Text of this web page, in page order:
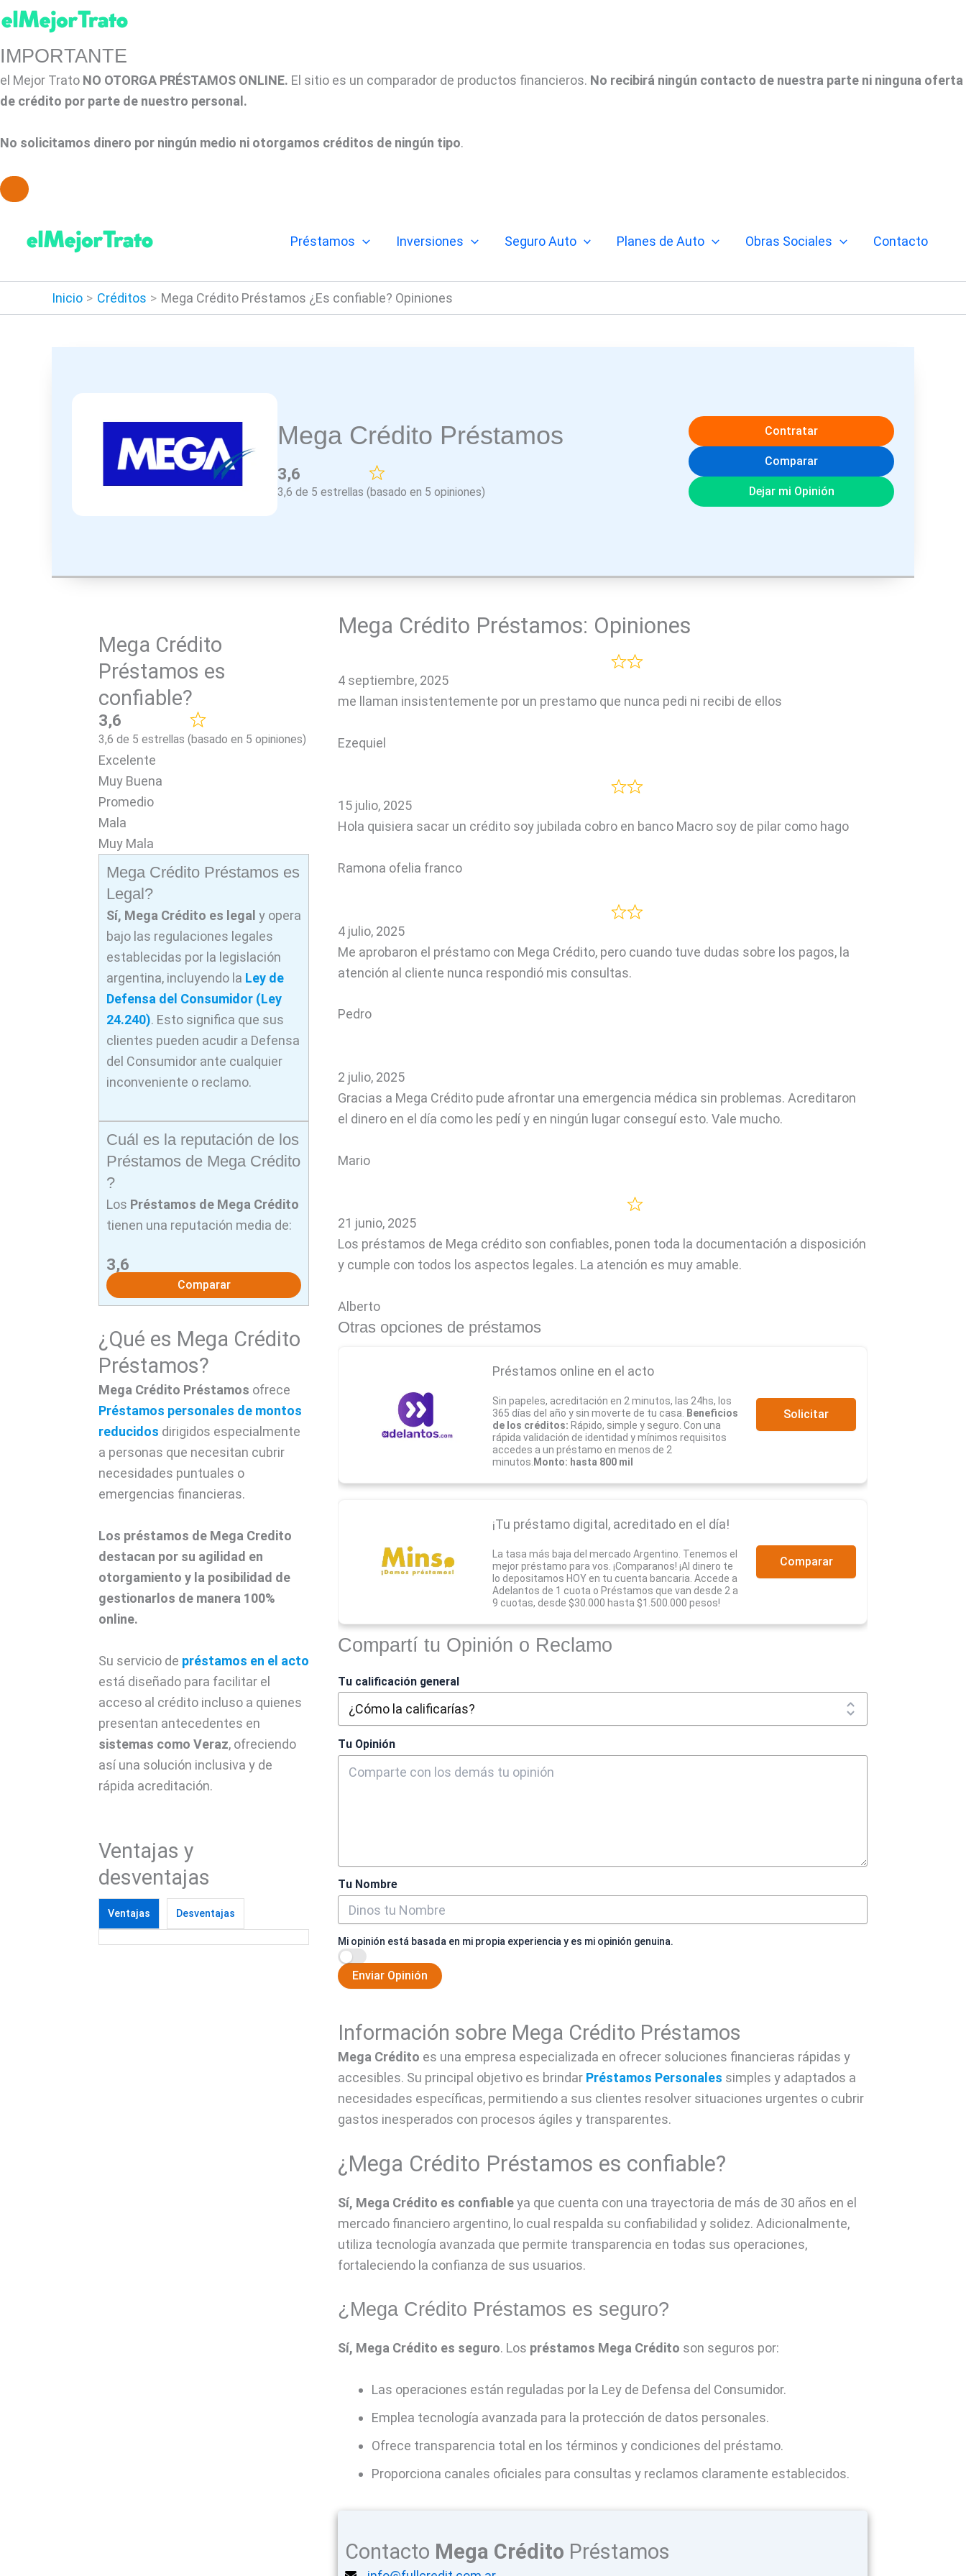
IMPORTANTE
el Mejor Trato NO OTORGA PRÉSTAMOS ONLINE. El sitio es un comparador de productos financieros. No recibirá ningún contacto de nuestra parte ni ninguna oferta
de crédito por parte de nuestro personal.
No solicitamos dinero por ningún medio ni otorgamos créditos de ningún tipo.
contenido
Préstamos Inversiones Seguro Auto Planes de Auto Obras Sociales Contacto
Inicio Créditos Mega Crédito Préstamos ¿Es confiable? Opiniones
Mega Crédito Préstamos
3,6
3,6 de 5 estrellas (basado en 5 opiniones)
Contratar
Comparar
Dejar mi Opinión
Mega Crédito
Préstamos es
confiable?
3,6
3,6 de 5 estrellas (basado en 5 opiniones)
Excelente
Muy Buena
Promedio
Mala
Muy Mala
Mega Crédito Préstamos es
Legal?
Sí, Mega Crédito es legal y opera
bajo las regulaciones legales
establecidas por la legislación
argentina, incluyendo la Ley de
Defensa del Consumidor (Ley
24.240). Esto significa que sus
clientes pueden acudir a Defensa
del Consumidor ante cualquier
inconveniente o reclamo.
Cuál es la reputación de los
Préstamos de Mega Crédito
?
Los Préstamos de Mega Crédito
tienen una reputación media de:
3,6
Comparar
¿Qué es Mega Crédito
Préstamos?
Mega Crédito Préstamos ofrece
Préstamos personales de montos
reducidos dirigidos especialmente
a personas que necesitan cubrir
necesidades puntuales o
emergencias financieras.
Los préstamos de Mega Credito
destacan por su agilidad en
otorgamiento y la posibilidad de
gestionarlos de manera 100%
online.
Su servicio de préstamos en el acto
está diseñado para facilitar el
acceso al crédito incluso a quienes
presentan antecedentes en
sistemas como Veraz, ofreciendo
así una solución inclusiva y de
rápida acreditación.
Ventajas y
desventajas
Ventajas Desventajas
Mega Crédito Préstamos: Opiniones
4 septiembre, 2025
me llaman insistentemente por un prestamo que nunca pedi ni recibi de ellos
Ezequiel
15 julio, 2025
Hola quisiera sacar un crédito soy jubilada cobro en banco Macro soy de pilar como hago
Ramona ofelia franco
4 julio, 2025
Me aprobaron el préstamo con Mega Crédito, pero cuando tuve dudas sobre los pagos, la
atención al cliente nunca respondió mis consultas.
Pedro
2 julio, 2025
Gracias a Mega Crédito pude afrontar una emergencia médica sin problemas. Acreditaron
el dinero en el día como les pedí y en ningún lugar conseguí esto. Vale mucho.
Mario
21 junio, 2025
Los préstamos de Mega crédito son confiables, ponen toda la documentación a disposición
y cumple con todos los aspectos legales. La atención es muy amable.
Alberto
Otras opciones de préstamos
Préstamos online en el acto
Sin papeles, acreditación en 2 minutos, las 24hs, los
365 días del año y sin moverte de tu casa.
Beneficios
de los créditos: Rápido, simple y seguro. Con una
rápida validación de identidad y mínimos requisitos
accedes a un préstamo en menos de 2
minutos. Monto: hasta 800 mil
Solicitar
¡Tu préstamo digital, acreditado en el día!
La tasa más baja del mercado Argentino. Tenemos el
mejor préstamo para vos. ¡Comparanos! ¡Al dinero te
lo depositamos HOY en tu cuenta bancaria. Accede a
Adelantos de 1 cuota o Préstamos que van desde 2 a
9 cuotas, desde $30.000 hasta $1.500.000 pesos!
Comparar
Compartí tu Opinión o Reclamo
Tu calificación general
Tu Opinión
Tu Nombre
Mi opinión está basada en mi propia experiencia y es mi opinión genuina.
Enviar Opinión
Información sobre Mega Crédito Préstamos
Mega Crédito es una empresa especializada en ofrecer soluciones financieras rápidas y
accesibles. Su principal objetivo es brindar Préstamos Personales simples y adaptados a
necesidades específicas, permitiendo a sus clientes resolver situaciones urgentes o cubrir
gastos inesperados con procesos ágiles y transparentes.
¿Mega Crédito Préstamos es confiable?
Sí, Mega Crédito es confiableya que cuenta con una trayectoria de más de 30 años en el
mercado financiero argentino, lo cual respalda su confiabilidad y solidez. Adicionalmente,
utiliza tecnología avanzada que permite transparencia en todas sus operaciones,
fortaleciendo la confianza de sus usuarios.
¿Mega Crédito Préstamos es seguro?
Sí, Mega Crédito es seguro. Los préstamos Mega Crédito son seguros por:
Las operaciones están reguladas por la Ley de Defensa del Consumidor.
Emplea tecnología avanzada para la protección de datos personales.
Ofrece transparencia total en los términos y condiciones del préstamo.
Proporciona canales oficiales para consultas y reclamos claramente establecidos.
Contacto Mega Crédito Préstamos